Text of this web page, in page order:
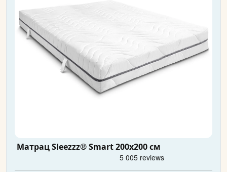
Матрац Sleezzz® Smart 200x200 см